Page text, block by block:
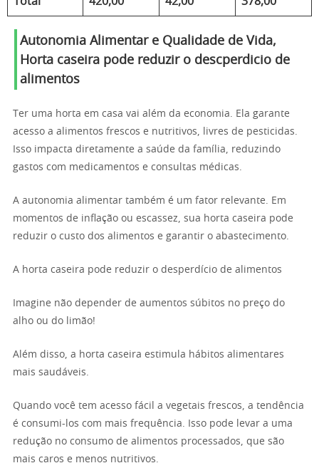
Autonomia Alimentar e Qualidade de Vida,
Horta caseira pode reduzir o descperdicio de
alimentos
Ter uma horta em casa vai além da economia. Ela garante
acesso a alimentos frescos e nutritivos, livres de pesticidas.
Isso impacta diretamente a saúde da família, reduzindo
gastos com medicamentos e consultas médicas.
A autonomia alimentar também é um fator relevante. Em
momentos de inflação ou escassez, sua horta caseira pode
reduzir o custo dos alimentos e garantir o abastecimento.
A horta caseira pode reduzir o desperdício de alimentos
Imagine não depender de aumentos súbitos no preço do
alho ou do limão!
Além disso, a horta caseira estimula hábitos alimentares
mais saudáveis.
Quando você tem acesso fácil a vegetais frescos, a tendência
é consumi-los com mais frequência. Isso pode levar a uma
redução no consumo de alimentos processados, que são
mais caros e menos nutritivos.